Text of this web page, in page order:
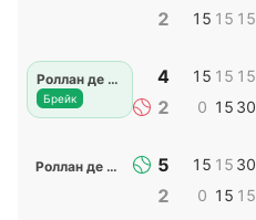
2
15 15 15
Роллан де Равель С
Брейк
4
2
15
0
15
15
15
30
Роллан де Равель С
5
2
15
0
15
15
30
15